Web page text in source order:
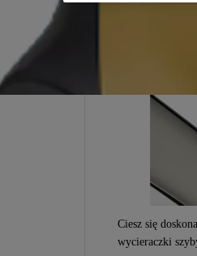
Ciesz się
wycieraczki